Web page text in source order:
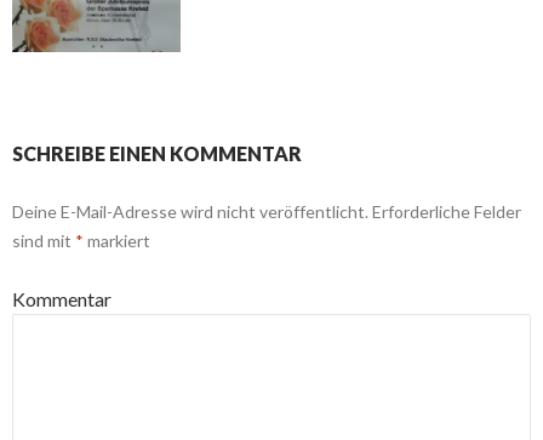
SCHREIBE EINEN KOMMENTAR
Deine E-Mail-Adresse wird nicht veröffentlicht.Erforderliche Felder
sind mit * markiert
Kommentar